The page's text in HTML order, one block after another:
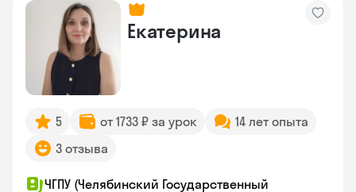
Екатерина
5 от 1733 ₽ за урок
14 лет опыта
3 отзыва
ЧГПУ (Челябинский Государственный